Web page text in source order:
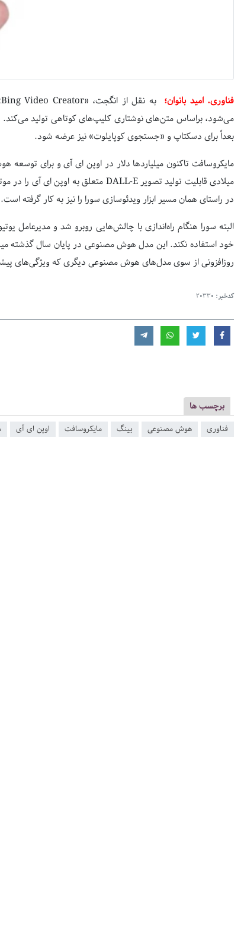
فناوری. امید بانوان؛ به نقل از انگجت، «Bing Video Creator
می‌شود، براساس متن‌های نوشتاری کلیپ‌های کوتاهی تولید می‌کند.
بعداً برای دسکتاپ و «جستجوی کوپایلوت» نیز عرضه شود.
مایکروسافت تاکنون میلیاردها دلار در اوپن ای آی و برای
میلادی قابلیت تولید تصویرDALL-Eمتعلق به اوپن ای آی را در
در راستای همان مسیر ابزار ویدئوسازی سورا را نیز به کار گرفته است.
البته سورا هنگام راه‌اندازی با چالش‌هایی روبرو شد و مدیرعامل
خود استفاده نکند. این مدل هوش مصنوعی در پایان سال گذشته
روزافزونی از سوی مدل‌های هوش مصنوعی دیگری که ویژگی‌های
کدخبر: 20330
برچسب ها
فناوری هوش مصنوعی بینگ مایکروسافت اوپن ای آی